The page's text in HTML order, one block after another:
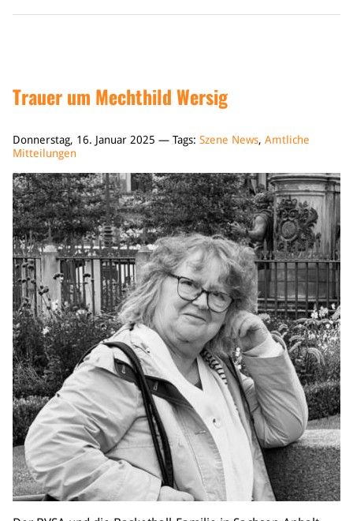
Trauer um Mechthild Wersig
Donnerstag, 16. Januar 2025 — Tags: Szene News, Amtliche
Mitteilungen